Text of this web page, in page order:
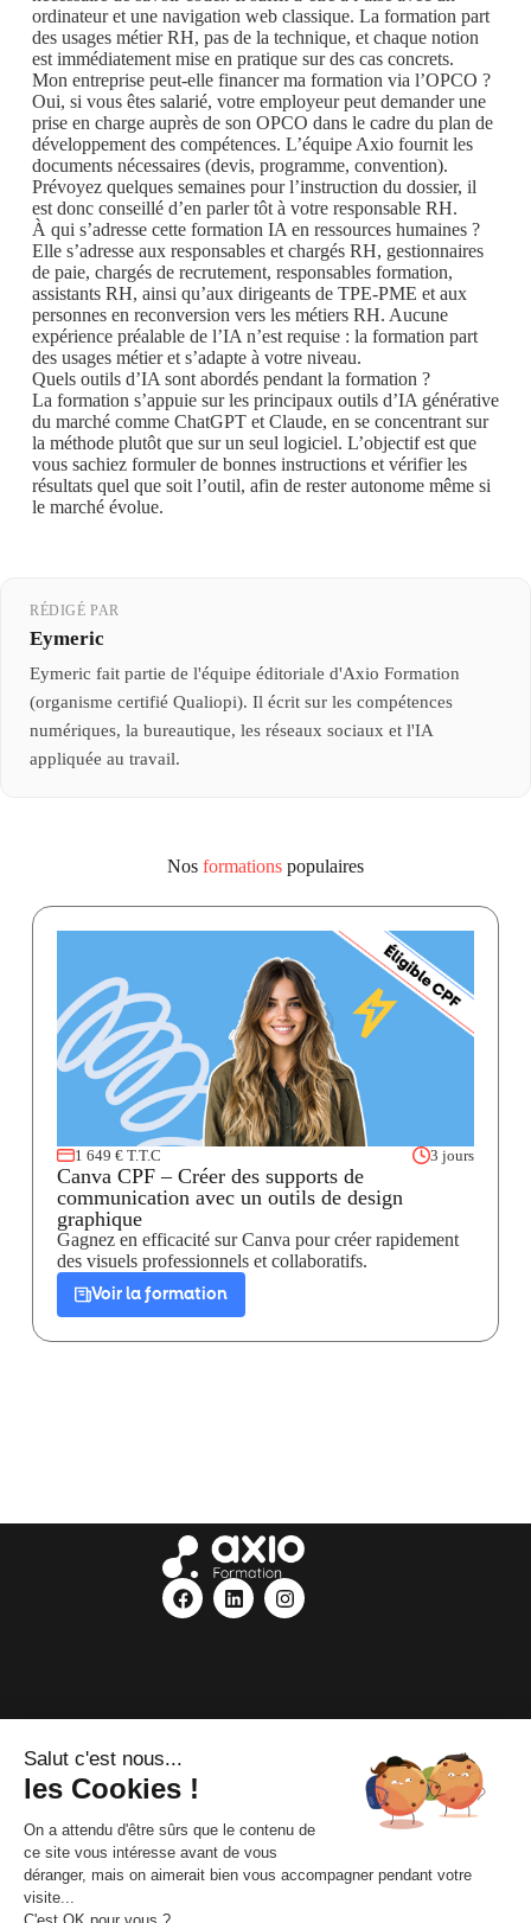
ordinateur et une navigation web classique. La formation part
des usages métier RH, pas de la technique, et chaque notion
est immédiatement mise en pratique sur des cas concrets.
Mon entreprise peut-elle financer ma formation via l’OPCO ?
Oui, si vous êtes salarié, votre employeur peut demander une
prise en charge auprès de son OPCO dans le cadre du plan de
développement des compétences. L’équipe Axio fournit les
documents nécessaires (devis, programme, convention).
Prévoyez quelques semaines pour l’instruction du dossier, il
est donc conseillé d’en parler tôt à votre responsable RH.
À qui s’adresse cette formation IA en ressources humaines ?
Elle s’adresse aux responsables et chargés RH, gestionnaires
de paie, chargés de recrutement, responsables formation,
assistants RH, ainsi qu’aux dirigeants de TPE-PME et aux
personnes en reconversion vers les métiers RH. Aucune
expérience préalable de l’IA n’est requise : la formation part
des usages métier et s’adapte à votre niveau.
Quels outils d’IA sont abordés pendant la formation ?
La formation s’appuie sur les principaux outils d’IA générative
du marché comme ChatGPT et Claude, en se concentrant sur
la méthode plutôt que sur un seul logiciel. L’objectif est que
vous sachiez formuler de bonnes instructions et vérifier les
résultats quel que soit l’outil, afin de rester autonome même si
le marché évolue.
RÉDIGÉ PAR
Eymeric
Eymeric fait partie de l'équipe éditoriale d'Axio Formation
(organisme certifié Qualiopi). Il écrit sur les compétences
numériques, la bureautique, les réseaux sociaux et l'IA
appliquée au travail.
Nos formationspopulaires
1 649 € T.T.C 3 jours
Canva CPF – Créer des supports de
communication avec un outils de design
graphique
Gagnez en efficacité sur Canva pour créer rapidement
des visuels professionnels et collaboratifs.
Voir la formation